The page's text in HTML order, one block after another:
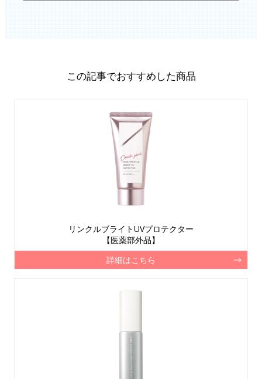
この記事でおすすめした商品
リンクルブライトUVプロテクター
【医薬部外品】
詳細はこちら